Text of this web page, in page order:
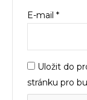
E-mail*
Uložit do
stránku pro